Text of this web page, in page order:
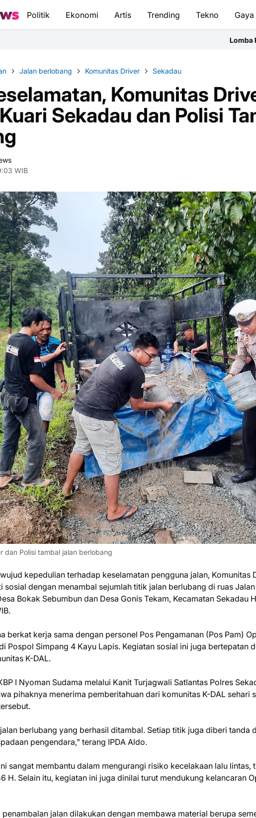
Politik Ekonomi Artis Trending Tekno Gaya
Lomba Foto dan Video HUT
Jalan berlobang Komunitas Driver Sekadau
Komunitas
Sekadau dan Polisi
WIB
dan Polisi tambal jalan berlobang
kepedulian terhadap keselamatan pengguna jalan, Komunitas
sosial dengan menambal sejumlah titik jalan berlubang di ruas
Bokak Sebumbun dan Desa Gonis Tekam, Kecamatan Sekadau
berkat kerja sama dengan personel Pos Pengamanan (Pos Pam)
Pospol Simpang 4 Kayu Lapis. Kegiatan sosial ini juga bertepatan
K-DAL.
I Nyoman Sudama melalui Kanit Turjagwali Satlantas Polres
pihaknya menerima pemberitahuan dari komunitas K-DAL sehari
berlubang yang berhasil ditambal. Setiap titik juga diberi tanda
pengendara," terang IPDA Aldo.
sangat membantu dalam mengurangi risiko kecelakaan lalu lintas,
H. Selain itu, kegiatan ini juga dinilai turut mendukung kelancaran
penambalan jalan dilakukan dengan membawa material berupa